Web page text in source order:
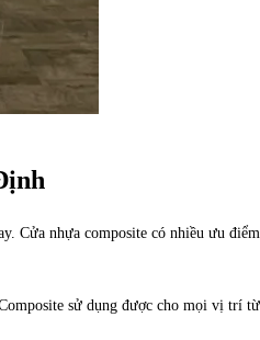
Cửa nhựa composite có nhiều ưu điểm
sử dụng được cho mọi vị trí từ